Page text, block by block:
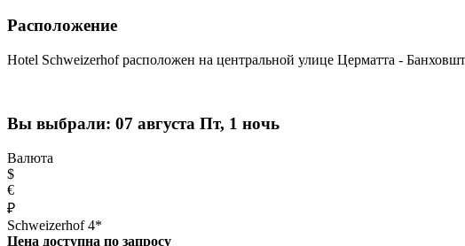
Расположение
Hotel Schweizerhof расположен на центральной улице Церматта -
Вы выбрали: 07 августа Пт, 1 ночь
Валюта
$
€
₽
Schweizerhof 4*
Цена доступна по запросу